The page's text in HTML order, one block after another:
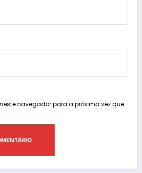
navegador para a próxima vez que